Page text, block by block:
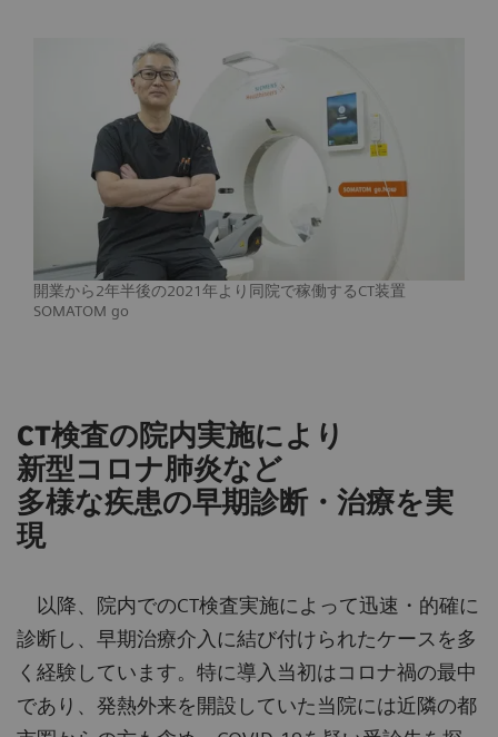
開業から2年半後の2021年より同院で稼働するCT装置
SOMATOM go
CT検査の院内実施により
新型コロナ肺炎など
多様な疾患の早期診断・治療を実
現
以降、院内でのCT検査実施によって迅速・的確に
診断し、早期治療介入に結び付けられたケースを多
く経験しています。特に導入当初はコロナ禍の最中
であり、発熱外来を開設していた当院には近隣の都